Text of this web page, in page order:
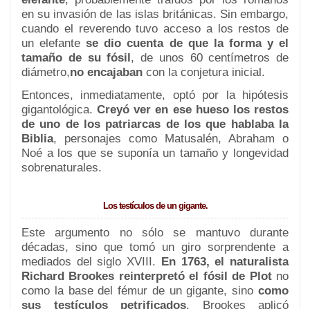
en su invasión de las islas británicas. Sin embargo,
cuando el reverendo tuvo acceso a los restos de
un elefantese dio cuenta de que la forma y el
tamaño de su fósil, de unos 60 centímetros de
diámetro,no encajaban con la conjetura inicial.
Entonces, inmediatamente, optó por la hipótesis
gigantológica.Creyó ver en ese hueso los restos
de uno de los patriarcas de los que hablaba la
Biblia, personajes como Matusalén, Abraham o
Noé a los que se suponía un tamaño y longevidad
sobrenaturales.
Los testículos de un gigante.
Este argumento no sólo se mantuvo durante
décadas, sino que tomó un giro sorprendente a
mediados del siglo XVIII. En 1763, el naturalista
Richard Brookes reinterpretó el fósil de Plotno
como la base del fémur de un gigante, sino como
sus testículos petrificados. Brookes aplicó